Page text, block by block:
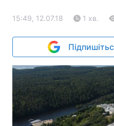
15:49, 12.07.18 1 хв.